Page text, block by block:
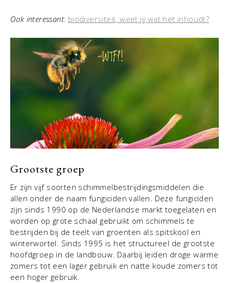
Ook interessant: biodiversiteit, weet jij wat het inhoudt?
Grootste groep
Er zijn vijf soorten schimmelbestrijdingsmiddelen die
allen onder de naam fungiciden vallen. Deze fungiciden
zijn sinds 1990 op de Nederlandse markt toegelaten en
worden op grote schaal gebruikt om schimmels te
bestrijden bij de teelt van groenten als spitskool en
winterwortel. Sinds 1995 is het structureel de grootste
hoofdgroep in de landbouw. Daarbij leiden droge warme
zomers tot een lager gebruik en natte koude zomers tot
een hoger gebruik.